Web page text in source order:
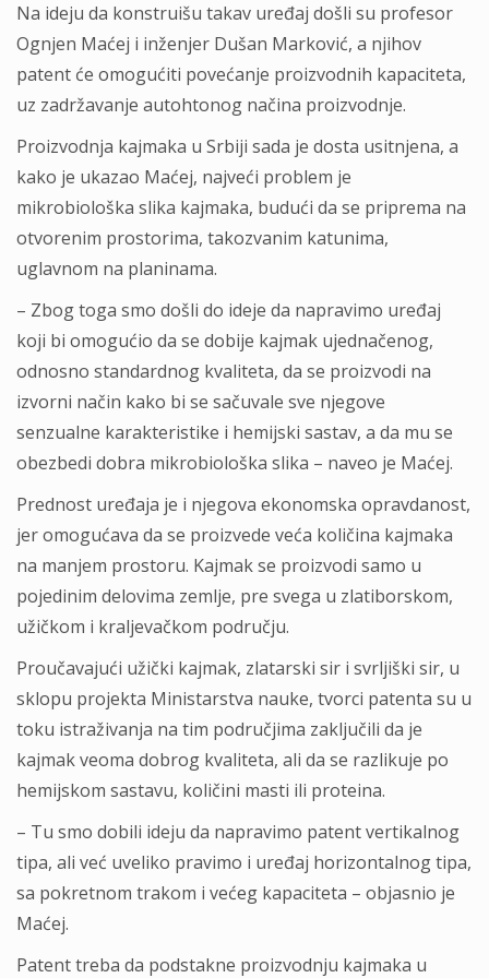
Na ideju da konstruišu takav uređaj došli su profesor
Ognjen Maćej i inženjer Dušan Marković, a njihov
patent će omogućiti povećanje proizvodnih kapaciteta,
uz zadržavanje autohtonog načina proizvodnje.
Proizvodnja kajmaka u Srbiji sada je dosta usitnjena, a
kako je ukazao Maćej, najveći problem je
mikrobiološka slika kajmaka, budući da se priprema na
otvorenim prostorima, takozvanim katunima,
uglavnom na planinama.
– Zbog toga smo došli do ideje da napravimo uređaj
koji bi omogućio da se dobije kajmak ujednačenog,
odnosno standardnog kvaliteta, da se proizvodi na
izvorni način kako bi se sačuvale sve njegove
senzualne karakteristike i hemijski sastav, a da mu se
obezbedi dobra mikrobiološka slika – naveo je Maćej.
Prednost uređaja je i njegova ekonomska opravdanost,
jer omogućava da se proizvede veća količina kajmaka
na manjem prostoru. Kajmak se proizvodi samo u
pojedinim delovima zemlje, pre svega u zlatiborskom,
užičkom i kraljevačkom području.
Proučavajući užički kajmak, zlatarski sir i svrljiški sir, u
sklopu projekta Ministarstva nauke, tvorci patenta su u
toku istraživanja na tim područjima zaključili da je
kajmak veoma dobrog kvaliteta, ali da se razlikuje po
hemijskom sastavu, količini masti ili proteina.
– Tu smo dobili ideju da napravimo patent vertikalnog
tipa, ali već uveliko pravimo i uređaj horizontalnog tipa,
sa pokretnom trakom i većeg kapaciteta – objasnio je
Maćej.
Patent treba da podstakne proizvodnju kajmaka u